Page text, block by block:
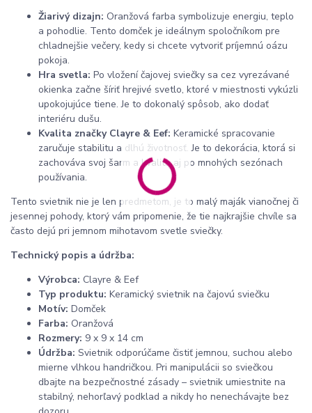
Žiarivý dizajn: Oranžová farba symbolizuje energiu, teplo
a pohodlie. Tento domček je ideálnym spoločníkom pre
chladnejšie večery, kedy si chcete vytvoriť príjemnú oázu
pokoja.
Hra svetla: Po vložení čajovej sviečky sa cez vyrezávané
okienka začne šíriť hrejivé svetlo, ktoré v miestnosti vykúzli
upokojujúce tiene. Je to dokonalý spôsob, ako dodať
interiéru dušu.
Kvalita značky Clayre & Eef: Keramické spracovanie
zaručuje stabilitu a dlhú životnosť. Je to dekorácia, ktorá si
zachováva svoj šarm a kvalitu aj po mnohých sezónach
používania.
Tento svietnik nie je len predmetom, je to malý maják vianočnej či
jesennej pohody, ktorý vám pripomenie, že tie najkrajšie chvíle sa
často dejú pri jemnom mihotavom svetle sviečky.
Technický popis a údržba:
Výrobca: Clayre & Eef
Typ produktu: Keramický svietnik na čajovú sviečku
Motív: Domček
Farba: Oranžová
Rozmery: 9 x 9 x 14 cm
Údržba: Svietnik odporúčame čistiť jemnou, suchou alebo
mierne vlhkou handričkou. Pri manipulácii so sviečkou
dbajte na bezpečnostné zásady – svietnik umiestnite na
stabilný, nehorľavý podklad a nikdy ho nenechávajte bez